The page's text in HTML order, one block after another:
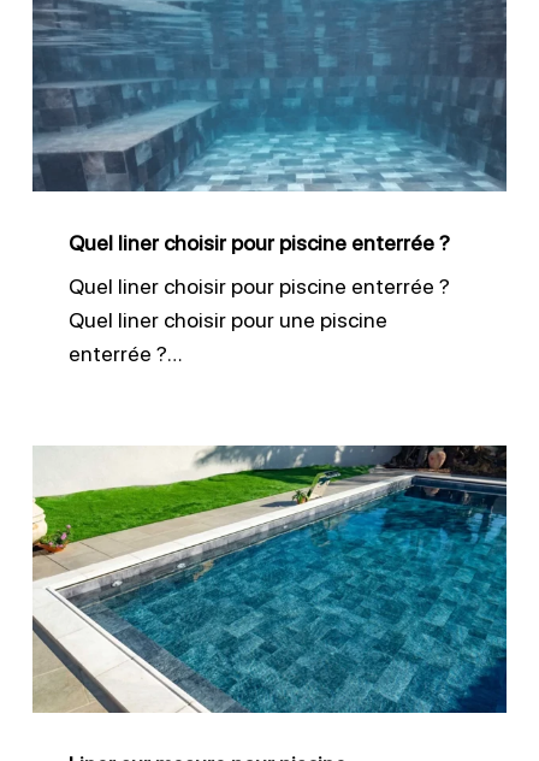
choisir
pour
piscine
enterrée
?
Quel liner choisir pour piscine enterrée ?
Quel liner choisir pour piscine enterrée ?
Quel liner choisir pour une piscine
enterrée ?…
sur
mesure
pour
piscine